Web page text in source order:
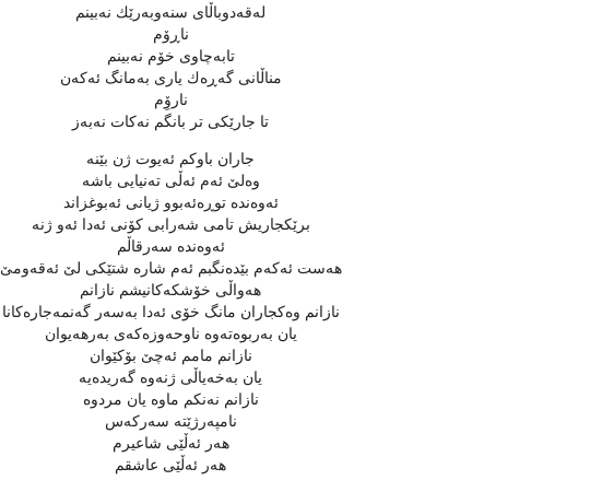
له‌قه‌دوباڵای سنه‌وبه‌رێك نه‌بینم
ناڕۆم
تابه‌چاوی خۆم نه‌بینم
مناڵانی گه‌ڕه‌ك یاری به‌مانگ ئه‌كه‌ن
نارۆِم
تا جارێكی تر بانگم نه‌كات نه‌به‌ز
جاران باوكم ئه‌یوت ژن بێنه‌
وه‌لێ‌ ئه‌م ئه‌ڵی ته‌نیایی باشه‌
ئه‌وه‌نده‌ توڕه‌ئه‌بوو ژیانی ئه‌بوغزاند
برێكجاریش تامی شه‌رابی كۆنی ئه‌دا ئه‌و ژنه‌
ئه‌وه‌نده‌ سه‌رقاڵم
هه‌ست ئه‌كه‌م بێده‌نگبم ئه‌م شاره‌ شتێكی لێ‌ ئه‌قه‌ومێ‌
هه‌واڵی خۆشكه‌كانیشم نازانم
نازانم وه‌كجاران مانگ خۆی ئه‌دا به‌سه‌ر گه‌نمه‌جاره‌كانا
یان به‌ربوه‌ته‌وه‌ ناوحه‌وزه‌كه‌ی به‌رهه‌یوان
نازانم مامم ئه‌چێ‌ بۆكێوان
یان به‌خه‌یاڵی ژنه‌وه‌ گه‌ریده‌یه‌
نازانم نه‌نكم ماوه‌ یان مردوه‌
نامپه‌رژێته‌ سه‌ركه‌س
هه‌ر ئه‌ڵێی شاعیرم
هه‌ر ئه‌ڵێی عاشقم